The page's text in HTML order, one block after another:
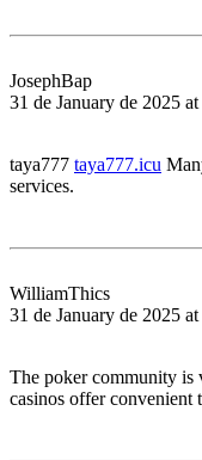
JosephBap
31 de January de 2025 at
taya777 taya777.icu
services.
WilliamThics
31 de January de 2025
The poker community is
casinos offer convenient